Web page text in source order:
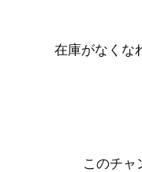
在庫がなくな
このチャ